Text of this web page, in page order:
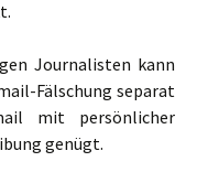
Journalisten kann
Fälschung separat
mit persönlicher
genügt.